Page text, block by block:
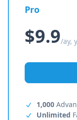
Pro
$9.9/ay,
1,000
Unlimited